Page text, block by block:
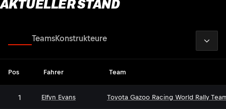
AKTUELLER STAND
TeamsKonstrukteure
Pos Fahrer Team
1 Elfyn Evans Toyota Gazoo Racing World Rally